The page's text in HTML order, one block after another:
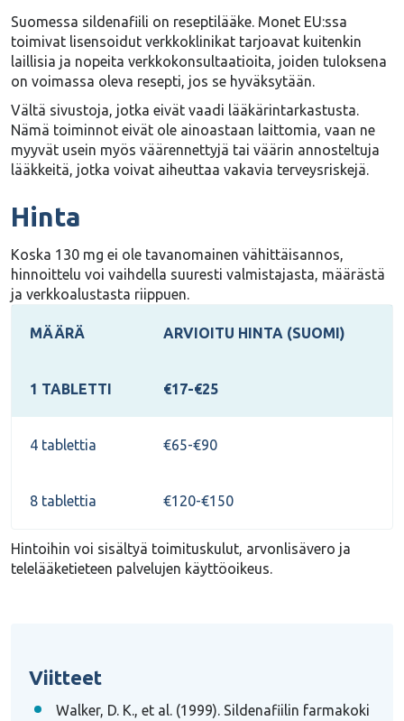
Suomessa sildenafiili on reseptilääke. Monet EU:ssa
toimivat lisensoidut verkkoklinikat tarjoavat kuitenkin
laillisia ja nopeita verkkokonsultaatioita, joiden tuloksena
on voimassa oleva resepti, jos se hyväksytään.
Vältä sivustoja, jotka eivät vaadi lääkärintarkastusta.
Nämä toiminnot eivät ole ainoastaan laittomia, vaan ne
myyvät usein myös väärennettyjä tai väärin annosteltuja
lääkkeitä, jotka voivat aiheuttaa vakavia terveysriskejä.
Hinta
Koska 130 mg ei ole tavanomainen vähittäisannos,
hinnoittelu voi vaihdella suuresti valmistajasta, määrästä
ja verkkoalustasta riippuen.
MÄÄRÄ ARVIOITU HINTA (SUOMI)
1 TABLETTI €17-€25
4 tablettia €65-€90
8 tablettia €120-€150
Hintoihin voi sisältyä toimituskulut, arvonlisävero ja
telelääketieteen palvelujen käyttöoikeus.
Viitteet
Walker, D. K., et al. (1999). Sildenafiilin farmakoki